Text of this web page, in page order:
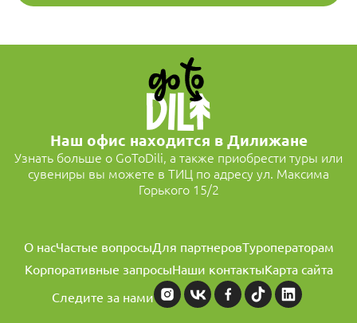
Наш офис находится в Дилижане
Узнать больше о GoToDili, а также приобрести туры или
сувениры вы можете в ТИЦ по адресу ул. Максима
Горького 15/2
О насЧастые вопросыДля партнеровТуроператорам
Корпоративные запросыНаши контактыКарта сайта
Следите за нами